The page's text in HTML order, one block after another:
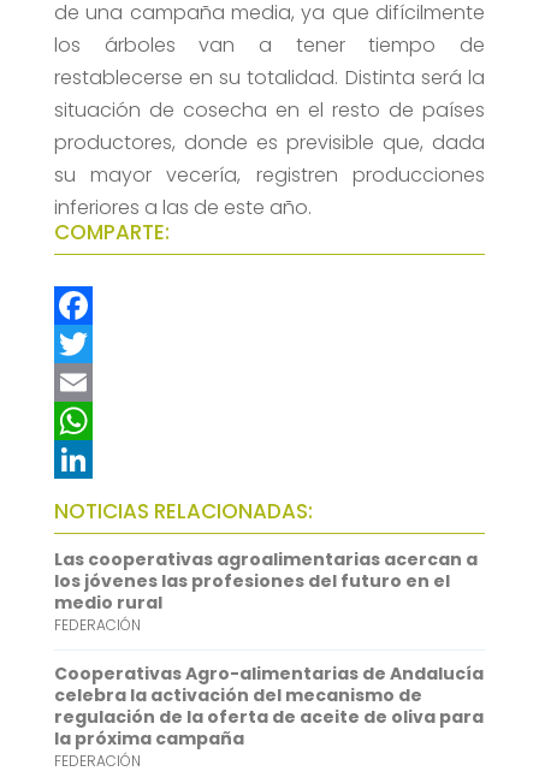
de una campaña media, ya que difícilmente
los árboles van a tener tiempo de
restablecerse en su totalidad. Distinta será la
situación de cosecha en el resto de países
productores, donde es previsible que, dada
su mayor vecería, registren producciones
inferiores a las de este año.
COMPARTE:
F
a
c
e
b
o
o
k
T
w
t
t
e
r
E
m
a
i
l
W
h
a
t
s
A
p
p
L
i
n
k
e
d
I
n
NOTICIAS RELACIONADAS:
Las cooperativas agroalimentarias acercan a
los jóvenes las profesiones del futuro en el
medio rural
FEDERACIÓN
Cooperativas Agro-alimentarias de Andalucía
celebra la activación del mecanismo de
regulación de la oferta de aceite de oliva para
la próxima campaña
FEDERACIÓN